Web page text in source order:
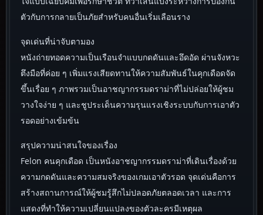
ตัวกับการกลายเป็นภัยสำหรับคนอื่นเริ่มเลือนราง
จุดเด่นที่น่าจับตามอง
หนังถ่ายทอดความเป็นเรือนจำแบบกดดันและอึดอัด ผ่านจังหวะ
ตึงมือที่ค่อย ๆ เพิ่มแรงเสียดทานให้ความสัมพันธ์ในคุกเดือดจัด
ขึ้นเรื่อย ๆ ภาพรวมเป็นอาชญากรรมดราม่าที่ไม่ปล่อยให้ผู้ชม
วางใจง่าย ๆ และชูประเด็นความรุนแรงเชิงระบบกับการเอาตัว
รอดอย่างเข้มข้น
สรุปความน่าสนใจของเรื่อง
Felon คนคุกเดือด เป็นหนังอาชญากรรมดราม่าที่เดินเรื่องด้วย
ความกดดันและความสมจริงของเกมเอาตัวรอด จุดเด่นคือการ
สร้างสถานการณ์ให้ผู้ชมรู้สึกไม่ปลอดภัยตลอดเวลา และการ
แสดงที่ทำให้ความเปลี่ยนแปลงของตัวละครมีเหตุผล